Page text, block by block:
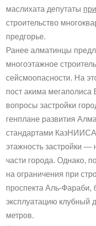
маслихата депутаты
строительство
предгорье.
Ранее алматинцы
многоэтажное
сейсмоопасности. На
пост акима мегаполиса
вопросы застройки
генплане развития
стандартами КазНИИСА
этажность застройки —
части города. Однако,
на ограничения при
проспекта Аль-Фараби,
эксплуатацию клубный
метров.